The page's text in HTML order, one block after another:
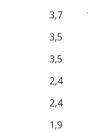
3,7
3,5
3,5
2,4
2,4
1,9